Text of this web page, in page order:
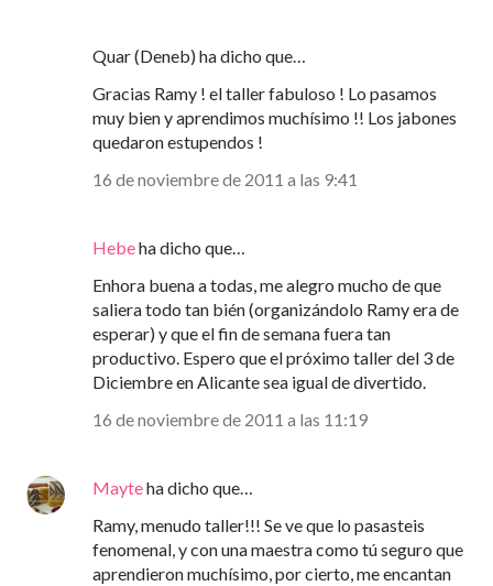
Quar (Deneb) ha dicho que…
Gracias Ramy ! el taller fabuloso ! Lo pasamos
muy bien y aprendimos muchísimo !! Los jabones
quedaron estupendos !
16 de noviembre de 2011 a las 9:41
Hebeha dicho que…
Enhora buena a todas, me alegro mucho de que
saliera todo tan bién (organizándolo Ramy era de
esperar) y que el fin de semana fuera tan
productivo. Espero que el próximo taller del 3 de
Diciembre en Alicante sea igual de divertido.
16 de noviembre de 2011 a las 11:19
Mayteha dicho que…
Ramy, menudo taller!!! Se ve que lo pasasteis
fenomenal, y con una maestra como tú seguro que
aprendieron muchísimo, por cierto, me encantan